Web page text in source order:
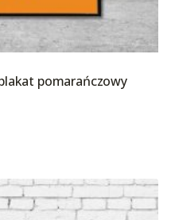
pomarańczowy